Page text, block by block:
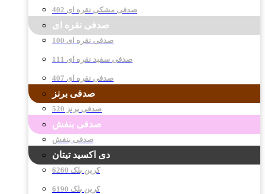
صدفی مشکی نقره ای 402
صدفی نقره ای
صدفی نقره ای 100
صدفی سفید نقره ای 111
صدفی نقره ای 407
صدفی برنز
صدفی برنز 520
صدفی بنفش
صدفی بنفش
دی اکسید تیتان
کربن بلک 6260
کربن بلک 6190